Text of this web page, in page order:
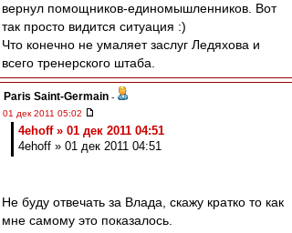
вернул помощников-единомышленников. Вот
так просто видится ситуация :)
Что конечно не умаляет заслуг Ледяхова и
всего тренерского штаба.
Paris Saint-Germain -
01 дек 2011 05:02
4ehoff » 01 дек 2011 04:51
4ehoff » 01 дек 2011 04:51
Не буду отвечать за Влада, скажу кратко то как
мне самому это показалось.